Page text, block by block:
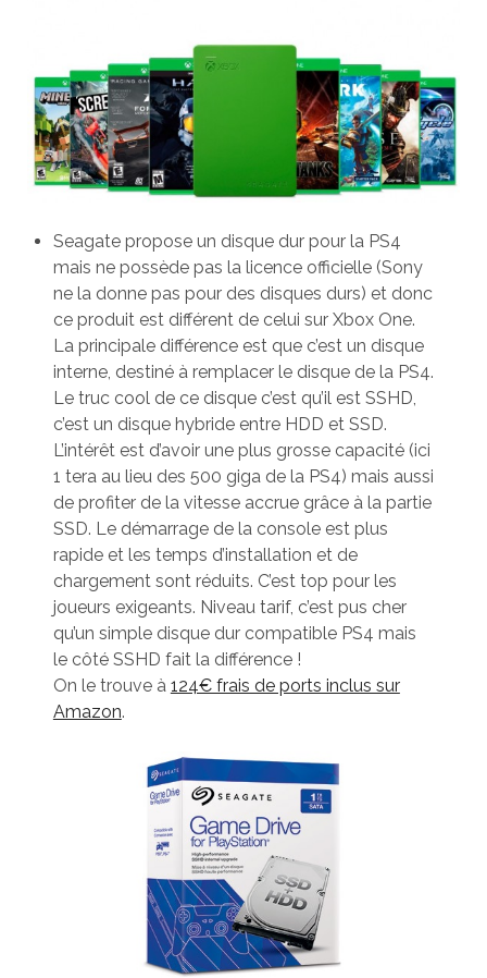
Seagate propose un disque dur pour la PS4
mais ne possède pas la licence officielle (Sony
ne la donne pas pour des disques durs) et donc
ce produit est différent de celui sur Xbox One.
La principale différence est que c’est un disque
interne, destiné à remplacer le disque de la PS4.
Le truc cool de ce disque c’est qu’il est SSHD,
c’est un disque hybride entre HDD et SSD.
L’intérêt est d’avoir une plus grosse capacité (ici
1 tera au lieu des 500 giga de la PS4) mais aussi
de profiter de la vitesse accrue grâce à la partie
SSD. Le démarrage de la console est plus
rapide et les temps d’installation et de
chargement sont réduits. C’est top pour les
joueurs exigeants. Niveau tarif, c’est pus cher
qu’un simple disque dur compatible PS4 mais
le côté SSHD fait la différence !
On le trouve à 124€ frais de ports inclus sur
Amazon.